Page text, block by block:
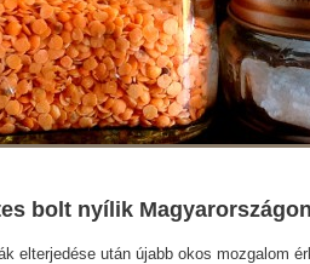
bolt nyílik Magyarországon
elterjedése után újabb okos mozgalom